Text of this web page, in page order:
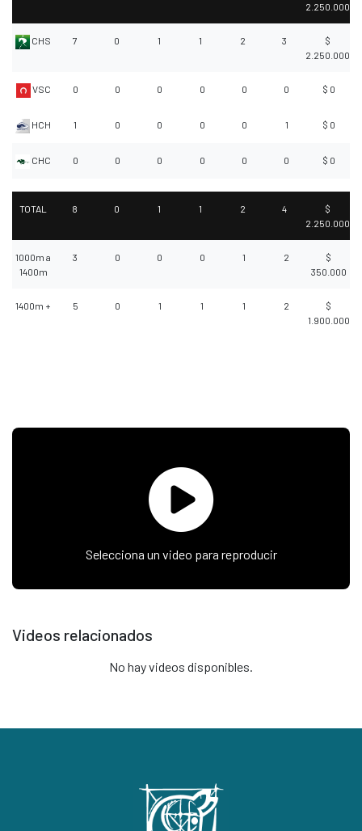
2.250.000
CHS 7 0 1 1 2 3
$
2.250.000
VSC 0 0 0 0 0 0 $ 0
HCH 1 0 0 0 0 1 $ 0
CHC 0 0 0 0 0 0 $ 0
TOTAL 8 0 1 1 2 4
$
2.250.000
1000m a
1400m
3 0 0 0 1 2
$
350.000
1400m + 5 0 1 1 1 2
$
1.900.000
Selecciona un video para reproducir
Videos relacionados
No hay videos disponibles.